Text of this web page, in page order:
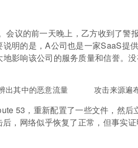
会议的前一天晚上，乙方收到了警
明的是，A公司也是一家SaaS提
影响该公司的服务质量和信誉。
出其中的恶意流量 攻击来源遍
53，重新配置了一些文件，然后
，网络似乎恢复了正常，但事实